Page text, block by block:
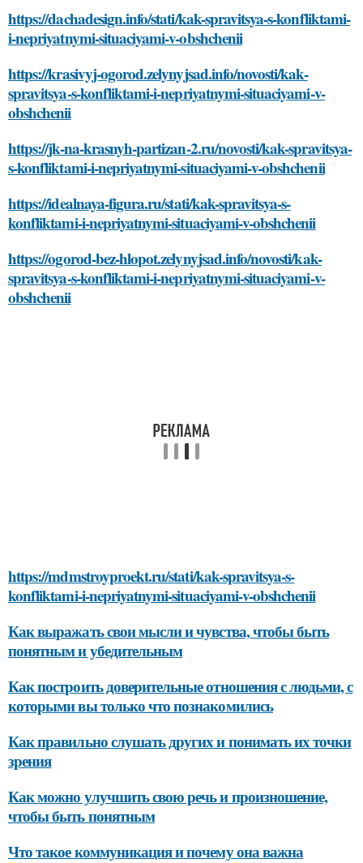
https://dachadesign.info/stati/kak-spravitsya-s-konfliktami-
i-nepriyatnymi-situaciyami-v-obshchenii
https://krasivyj-ogorod.zelynyjsad.info/novosti/kak-
spravitsya-s-konfliktami-i-nepriyatnymi-situaciyami-v-
obshchenii
https://jk-na-krasnyh-partizan-2.ru/novosti/kak-spravitsya-
s-konfliktami-i-nepriyatnymi-situaciyami-v-obshchenii
https://idealnaya-figura.ru/stati/kak-spravitsya-s-
konfliktami-i-nepriyatnymi-situaciyami-v-obshchenii
https://ogorod-bez-hlopot.zelynyjsad.info/novosti/kak-
spravitsya-s-konfliktami-i-nepriyatnymi-situaciyami-v-
obshchenii
https://mdmstroyproekt.ru/stati/kak-spravitsya-s-
konfliktami-i-nepriyatnymi-situaciyami-v-obshchenii
Как выражать свои мысли и чувства, чтобы быть
понятным и убедительным
Как построить доверительные отношения с людьми, с
которыми вы только что познакомились
Как правильно слушать других и понимать их точки
зрения
Как можно улучшить свою речь и произношение,
чтобы быть понятным
Что такое коммуникация и почему она важна